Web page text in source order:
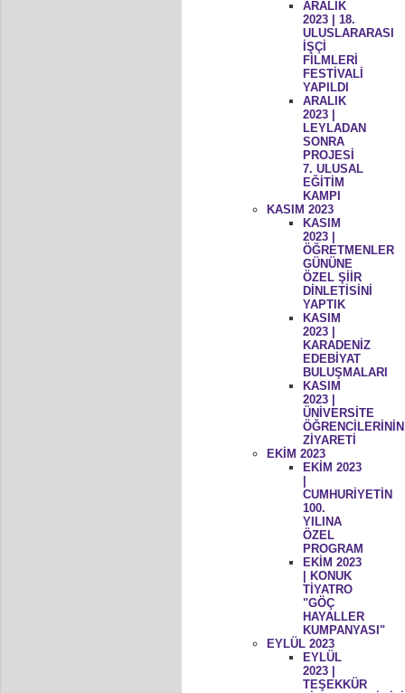
ARALIK
2023 | 18.
ULUSLARARASI
İŞÇİ
FİLMLERİ
FESTİVALİ
YAPILDI
ARALIK
2023 |
LEYLADAN
SONRA
PROJESİ
7. ULUSAL
EĞİTİM
KAMPI
KASIM 2023
KASIM
2023 |
ÖĞRETMENLER
GÜNÜNE
ÖZEL ŞİİR
DİNLETİSİNİ
YAPTIK
KASIM
2023 |
KARADENİZ
EDEBİYAT
BULUŞMALARI
KASIM
2023 |
ÜNİVERSİTE
ÖĞRENCİLERİNİN
ZİYARETİ
EKİM 2023
EKİM 2023
CUMHURİYETİN
100.
YILINA
ÖZEL
PROGRAM
EKİM 2023
| KONUK
TİYATRO
"GÖÇ
HAYALLER
KUMPANYASI"
EYLÜL 2023
EYLÜL
2023 |
TEŞEKKÜR